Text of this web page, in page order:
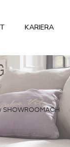
KARIERA